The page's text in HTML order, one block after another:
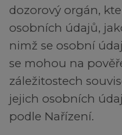
dozorový orgán,
osobních údajů,
nimž se osobní
se mohou na
záležitostech
jejich osobních
podle Nařízení.